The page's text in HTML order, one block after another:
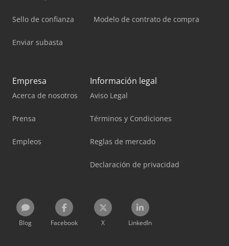
Sello de confianza
Enviar subasta
Modelo de contrato de compra
Empresa
Acerca de nosotros
Prensa
Empleos
Información legal
Aviso Legal
Términos y Condiciones
Reglas de mercado
Declaración de privacidad
Blog Facebook X LinkedIn